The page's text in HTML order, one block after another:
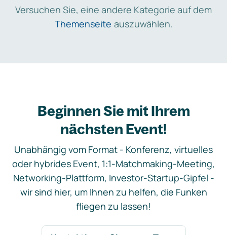
Versuchen Sie, eine andere Kategorie auf dem
Themenseite auszuwählen.
Beginnen Sie mit Ihrem
nächsten Event!
Unabhängig vom Format - Konferenz, virtuelles
oder hybrides Event, 1:1-Matchmaking-Meeting,
Networking-Plattform, Investor-Startup-Gipfel -
wir sind hier, um Ihnen zu helfen, die Funken
fliegen zu lassen!